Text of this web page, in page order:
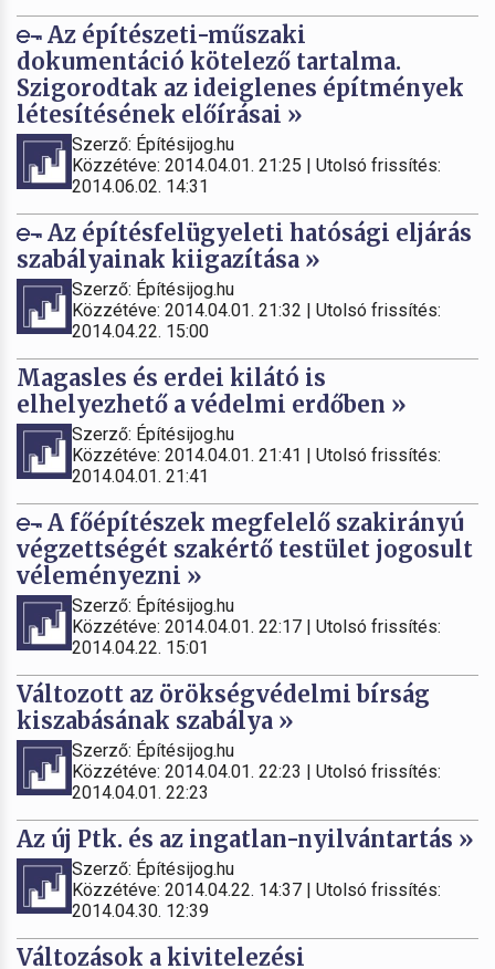
Az építészeti-műszaki
dokumentáció kötelező tartalma.
Szigorodtak az ideiglenes építmények
létesítésének előírásai »
Szerző: Építésijog.hu
Közzétéve: 2014.04.01. 21:25 | Utolsó frissítés:
2014.06.02. 14:31
Az építésfelügyeleti hatósági eljárás
szabályainak kiigazítása »
Szerző: Építésijog.hu
Közzétéve: 2014.04.01. 21:32 | Utolsó frissítés:
2014.04.22. 15:00
Magasles és erdei kilátó is
elhelyezhető a védelmi erdőben »
Szerző: Építésijog.hu
Közzétéve: 2014.04.01. 21:41 | Utolsó frissítés:
2014.04.01. 21:41
A főépítészek megfelelő szakirányú
végzettségét szakértő testület jogosult
véleményezni »
Szerző: Építésijog.hu
Közzétéve: 2014.04.01. 22:17 | Utolsó frissítés:
2014.04.22. 15:01
Változott az örökségvédelmi bírság
kiszabásának szabálya »
Szerző: Építésijog.hu
Közzétéve: 2014.04.01. 22:23 | Utolsó frissítés:
2014.04.01. 22:23
Az új Ptk. és az ingatlan-nyilvántartás »
Szerző: Építésijog.hu
Közzétéve: 2014.04.22. 14:37 | Utolsó frissítés:
2014.04.30. 12:39
Változások a kivitelezési